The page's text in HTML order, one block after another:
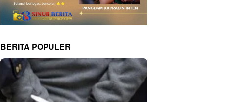
BERITA POPULER